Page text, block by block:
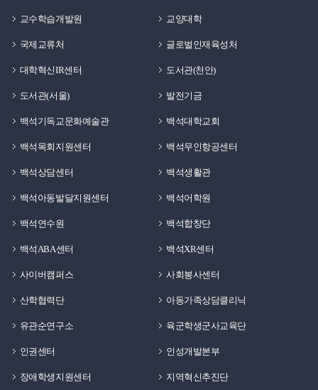
교수학습개발원 교양대학
국제교류처 글로벌인재육성처
대학혁신IR센터 도서관(천안)
도서관(서울) 발전기금
백석기독교문화예술관 백석대학교회
백석목회지원센터 백석무인항공센터
백석상담센터 백석생활관
백석아동발달지원센터 백석어학원
백석연수원 백석합창단
백석ABA센터 백석XR센터
사이버캠퍼스 사회봉사센터
산학협력단 아동가족상담클리닉
유관순연구소 육군학생군사교육단
인권센터 인성개발본부
장애학생지원센터 지역혁신추진단